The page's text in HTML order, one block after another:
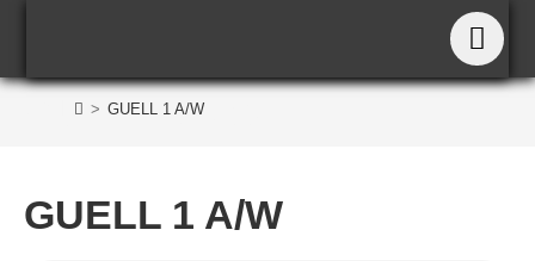
GUELL 1 A/W
> GUELL 1 A/W
GUELL 1 A/W